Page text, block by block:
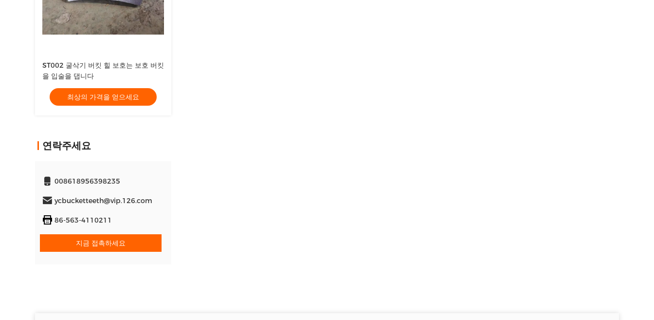
ST002 굴삭기 버킷 힐 보호는 보호 버킷
을 입술을 댑니다
최상의 가격을 얻으세요
연락주세요
008618956398235
ycbucketteeth@vip.126.com
86-563-4110211
지금 접촉하세요